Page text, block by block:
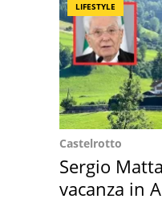
LIFESTYLE
Castelrotto
Sergio
vacanza in